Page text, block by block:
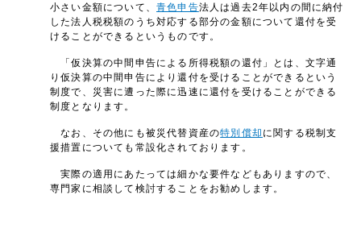
小さい金額について、 青色申告法人は過去2年以内の間に納付
した法人税税額のうち対応する部分の金額について還付を受
けることができるというものです。
「仮決算の中間申告による所得税額の還付」とは、文字通
り仮決算の中間申告により還付を受けることができるという
制度で、災害に遭った際に迅速に還付を受けることができる
制度となります。
なお、その他にも被災代替資産の特別償却 に関する税制支
援措置についても常設化されております。
実際の適用にあたっては細かな要件などもありますので、
専門家に相談して検討することをお勧めします。